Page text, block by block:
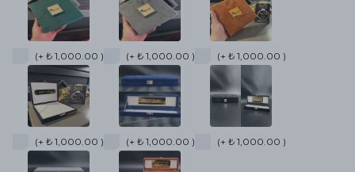
(+ ₺ 1,000.00 ) (+ ₺ 1,000.00 ) (+ ₺ 1,000.00 )
(+ ₺ 1,000.00 ) (+ ₺ 1,000.00 ) (+ ₺ 1,000.00 )